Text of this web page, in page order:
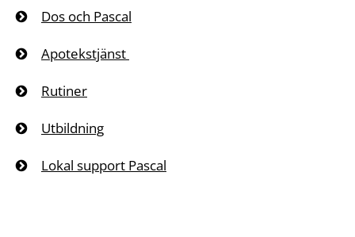
Dos och Pascal
Apotekstjänst
Rutiner
Utbildning
Lokal support Pascal